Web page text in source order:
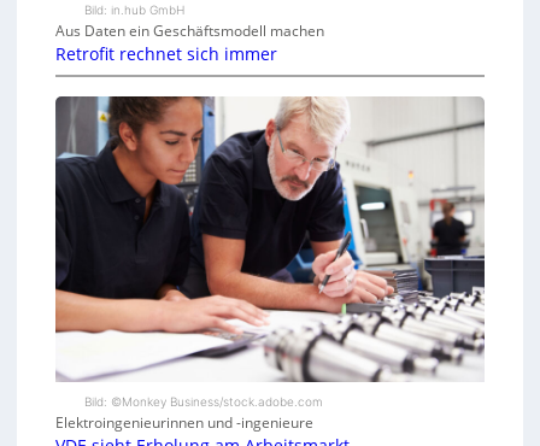
Bild: in.hub GmbH
Aus Daten ein Geschäftsmodell machen
Retrofit rechnet sich immer
Bild: ©Monkey Business/stock.adobe.com
Elektroingenieurinnen und -ingenieure